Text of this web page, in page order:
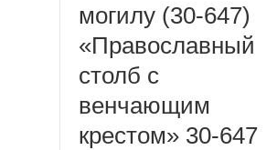
могилу (30-647)
«Православный
столб с
венчающим
крестом» 30-647